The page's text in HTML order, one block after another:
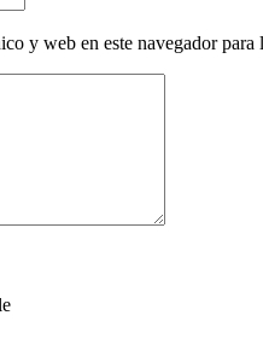
y web en este navegador para